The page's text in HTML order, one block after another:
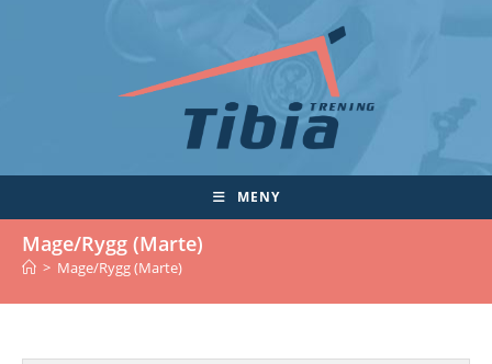
MENY
Mage/Rygg (Marte)
> Mage/Rygg (Marte)